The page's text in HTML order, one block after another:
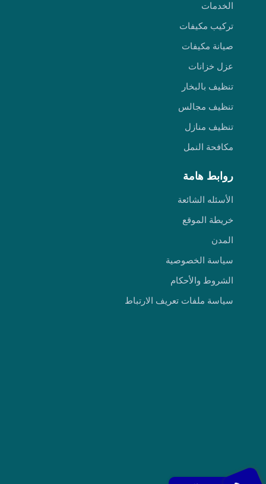
الخدمات
تركيب مكيفات
صيانة مكيفات
عزل خزانات
تنظيف بالبخار
تنظيف مجالس
تنظيف منازل
مكافحة النمل
روابط هامة
الأسئله الشائعة
خريطة الموقع
المدن
سياسة الخصوصية
الشروط والأحكام
سياسة ملفات تعريف الارتباط